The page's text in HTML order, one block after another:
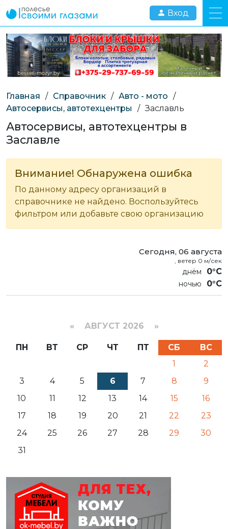
Вход
Главная / Справочник / Авто - мото /
Автосервисы, автотехцентры
/ Заславль
Автосервисы, автотехцентры в
Заславле
Внимание! Обнаружена ошибка
По данному адресу организаций в
справочнике не найдено. Воспользуйтесь
фильтром или добавьте свою организацию
Сегодня, 06 августа
, ветер 0 м/сек
0°C
0°C
« АВГУСТ 2026 »
ПН ВТ СР ЧТ ПТ СБ
ВС
1
2
3
4 5 6 7 8
9
10
11 12 13 14 15
16
17
18 19 20 21 22
23
24
25 26 27 28 29
30
31